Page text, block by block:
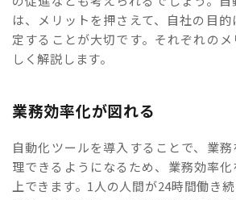
は、メリットを押さえて、自社の目
定することが大切です。それぞれの
しく解説します。
業務効率化が図れる
自動化ツールを導入することで、業
理できるようになるため、業務効率
上できます。1人の人間が24時間働き